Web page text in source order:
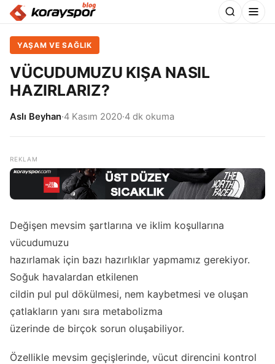
YAŞAM VE SAĞLIK
VÜCUDUMUZU KIŞA NASIL
HAZIRLARIZ?
Aslı Beyhan·4 Kasım 2020·4 dk okuma
Değişen mevsim şartlarına ve iklim koşullarına
vücudumuzu
hazırlamak için bazı hazırlıklar yapmamız gerekiyor.
Soğuk havalardan etkilenen
cildin pul pul dökülmesi, nem kaybetmesi ve oluşan
çatlakların yanı sıra metabolizma
üzerinde de birçok sorun oluşabiliyor.
Özellikle mevsim geçişlerinde, vücut direncini kontrol